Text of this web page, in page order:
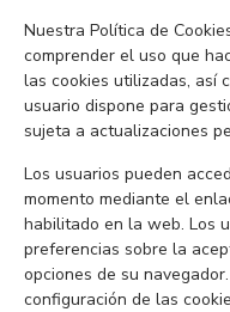
Nuestra Política de
comprender el uso que
las cookies utilizadas, así
usuario dispone para
sujeta a actualizaciones
Los usuarios pueden
momento mediante el
habilitado en la web. Los
preferencias sobre la
opciones de su
configuración de las